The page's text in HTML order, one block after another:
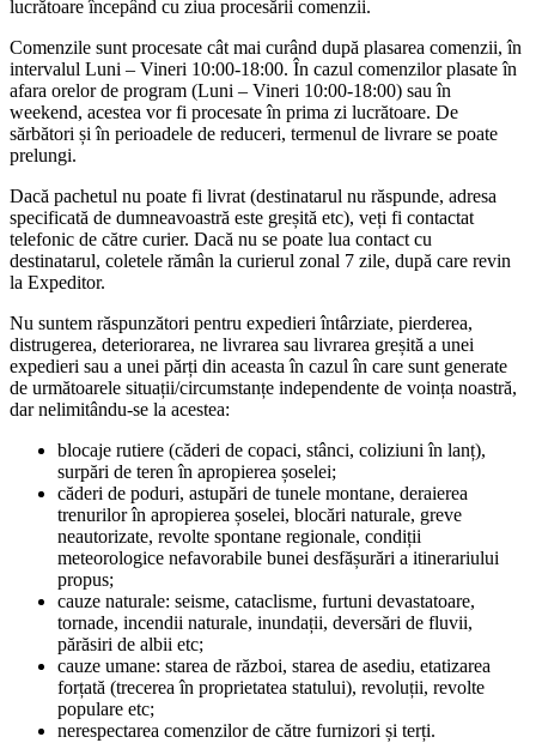
lucrătoare începând cu ziua procesării comenzii.
Comenzile sunt procesate cât mai curând după plasarea comenzii, în
intervalul Luni – Vineri 10:00-18:00. În cazul comenzilor plasate în
afara orelor de program (Luni – Vineri 10:00-18:00) sau în
weekend, acestea vor fi procesate în prima zi lucrătoare. De
sărbători și în perioadele de reduceri, termenul de livrare se poate
prelungi.
Dacă pachetul nu poate fi livrat (destinatarul nu răspunde, adresa
specificată de dumneavoastră este greșită etc), veți fi contactat
telefonic de către curier. Dacă nu se poate lua contact cu
destinatarul, coletele rămân la curierul zonal 7 zile, după care revin
la Expeditor.
Nu suntem răspunzători pentru expedieri întârziate, pierderea,
distrugerea, deteriorarea, ne livrarea sau livrarea greșită a unei
expedieri sau a unei părți din aceasta în cazul în care sunt generate
de următoarele situații/circumstanțe independente de voința noastră,
dar nelimitându-se la acestea:
blocaje rutiere (căderi de copaci, stânci, coliziuni în lanț),
surpări de teren în apropierea șoselei;
căderi de poduri, astupări de tunele montane, deraierea
trenurilor în apropierea șoselei, blocări naturale, greve
neautorizate, revolte spontane regionale, condiții
meteorologice nefavorabile bunei desfășurări a itinerariului
propus;
cauze naturale: seisme, cataclisme, furtuni devastatoare,
tornade, incendii naturale, inundații, deversări de fluvii,
părăsiri de albii etc;
cauze umane: starea de război, starea de asediu, etatizarea
forțată (trecerea în proprietatea statului), revoluții, revolte
populare etc;
nerespectarea comenzilor de către furnizori și terți.